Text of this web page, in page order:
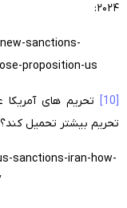
۲۰۲۴:
sanctions-
proposition-us
[10]
تحریم های
تحریم بیشتر تحمیل کند؟، دافنه
sanctions-iran-how-